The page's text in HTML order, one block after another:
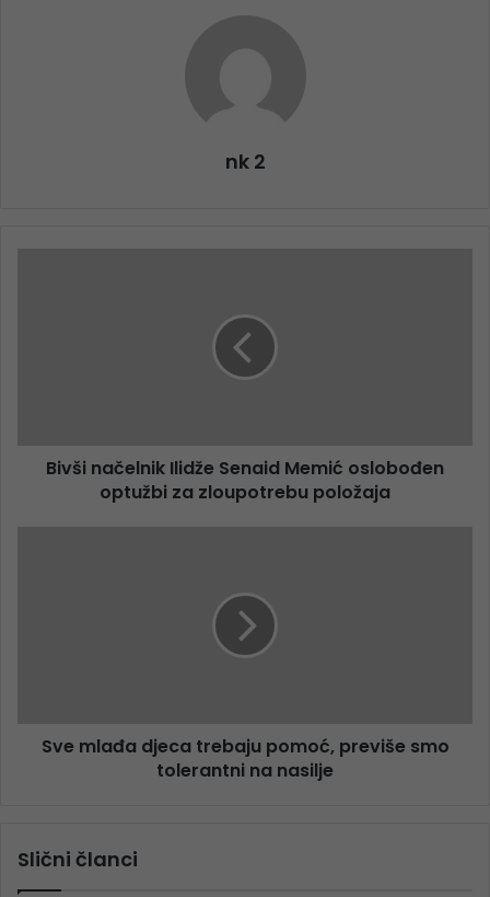
nk 2
Bivši načelnik Ilidže Senaid Memić oslobođen
optužbi za zloupotrebu položaja
Sve mlađa djeca trebaju pomoć, previše smo
tolerantni na nasilje
Slični članci